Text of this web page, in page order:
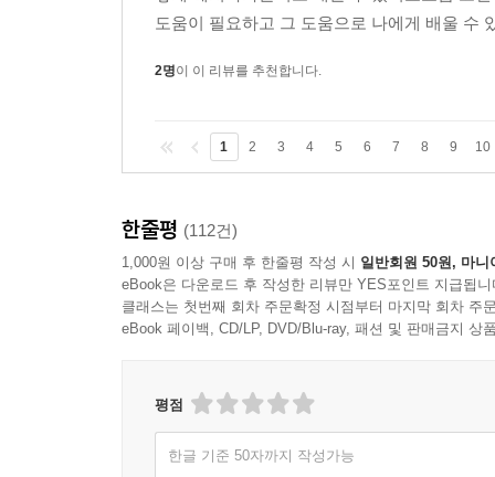
도움이 필요하고 그 도움으로 나에게 배울 수
2명이 이 리뷰를 추천합니다.
1 2 3 4 5 6 7 8 9 10
한줄평 (112건)
1,000원 이상 구매 후 한줄평 작성 시 일반회원 50원, 마니
eBook은 다운로드 후 작성한 리뷰만 YES포인트 지급됩니
클래스는 첫번째 회차 주문확정 시점부터 마지막 회차 주
eBook 페이백, CD/LP, DVD/Blu-ray, 패션 및 판매금지 상
평점
한글 기준 50자까지 작성가능